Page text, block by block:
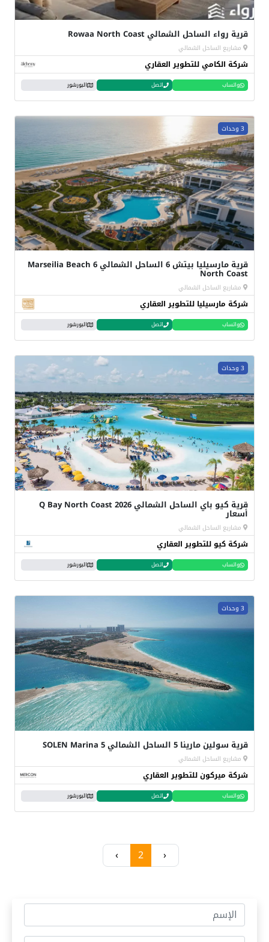
قرية رواء الساحل الشمالي Rowaa North Coast
مشاريع الساحل الشمالي
شركة الكامي للتطوير العقاري
واتساب اتصل البورشور
3 وحدات
قرية مارسيليا بيتش 6 الساحل الشمالي Marseilia Beach 6
North Coast
مشاريع الساحل الشمالي
شركة مارسيليا للتطوير العقاري
واتساب اتصل البورشور
3 وحدات
قرية كيو باي الساحل الشمالي Q Bay North Coast 2026
أسعار
مشاريع الساحل الشمالي
شركة كيو للتطوير العقاري
واتساب اتصل البورشور
3 وحدات
قرية سولين مارينا 5 الساحل الشمالي SOLEN Marina 5
مشاريع الساحل الشمالي
شركة ميركون للتطوير العقاري
واتساب اتصل البورشور
‹
2
›